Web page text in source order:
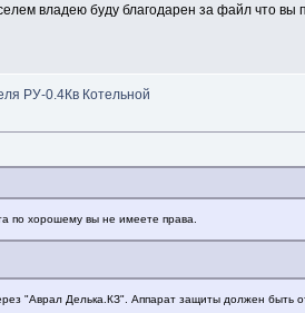
владею буду благодарен за файл что
РУ-0.4Кв Котельной
по хорошему вы не имеете права.
"Аврал Делька.КЗ". Аппарат защиты должен быть